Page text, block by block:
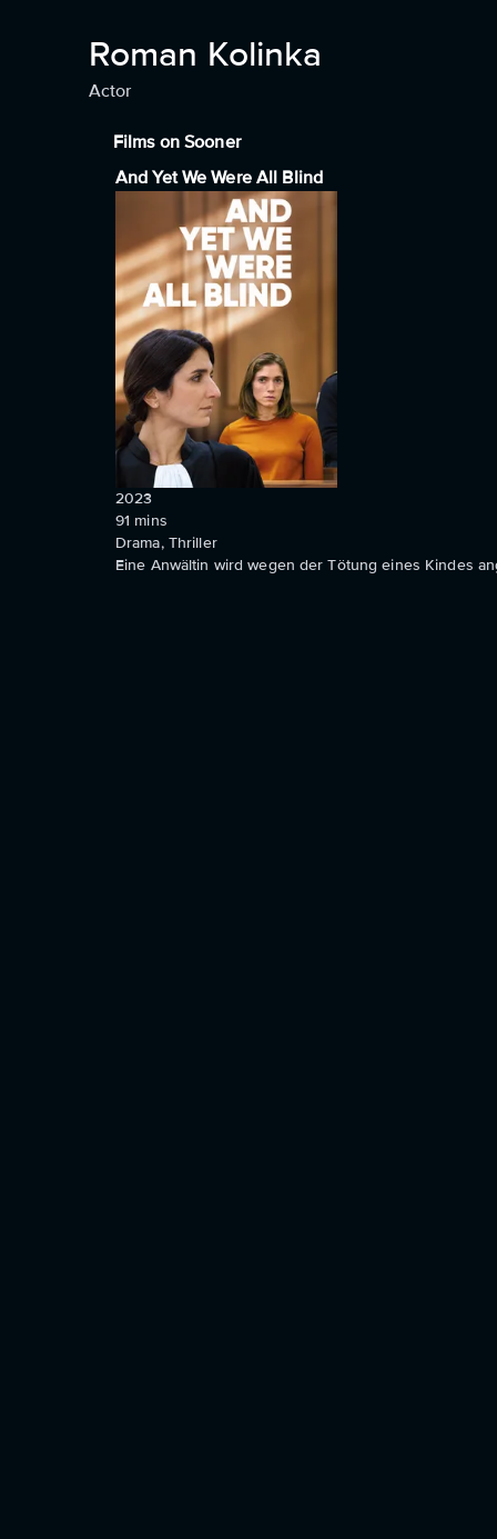
Roman Kolinka
Actor
Films on Sooner
And Yet We Were All Blind
2023
91 mins
Drama, Thriller
Eine Anwältin wird wegen der Tötung eines Kindes